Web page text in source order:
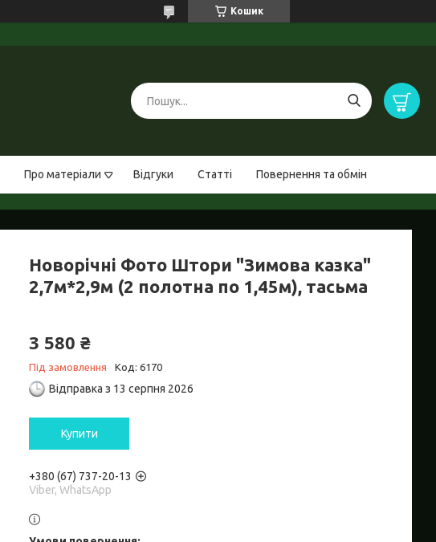
Кошик
Про матеріали Відгуки Статті Повернення та обмін
Новорічні Фото Штори "Зимова казка"
2,7м*2,9м (2 полотна по 1,45м), тасьма
3 580 ₴
Під замовлення Код: 6170
Відправка з 13 серпня 2026
Купити
+380 (67) 737-20-13
Viber, WhatsApp